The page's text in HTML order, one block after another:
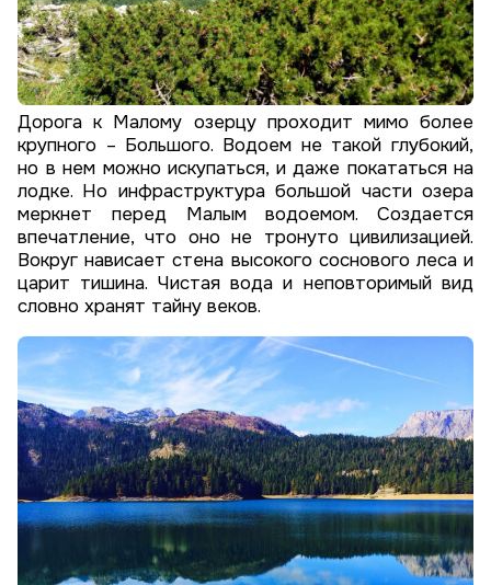
Дорога к Малому озерцу проходит мимо более
крупного – Большого. Водоем не такой глубокий,
но в нем можно искупаться, и даже покататься на
лодке. Но инфраструктура большой части озера
меркнет перед Малым водоемом. Создается
впечатление, что оно не тронуто цивилизацией.
Вокруг нависает стена высокого соснового леса и
царит тишина. Чистая вода и неповторимый вид
словно хранят тайну веков.